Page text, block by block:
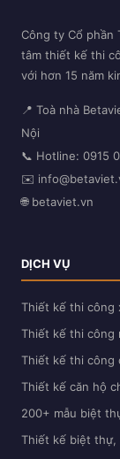
Công ty Cổ phần
tâm thiết kế thi
với hơn 15 năm
📍 Toà nhà
Nội
📞 Hotline: 0915
✉️
🌐 betaviet.vn
DỊCH VỤ
Thiết kế thi công
Thiết kế thi công
Thiết kế thi công
Thiết kế căn hộ
200+ mẫu biệt
Thiết kế biệt thự,